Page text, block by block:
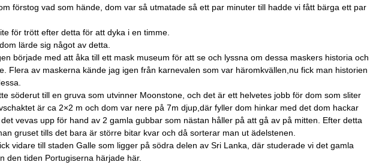
förstog vad som hände, dom var så utmatade så ett par minuter till hadde vi fått bärga ett par
för trött efter detta för att dyka i en timme.
lärde sig något av detta.
började med att åka till ett mask museum för att se och lyssna om dessa maskers historia och
Flera av maskerna kände jag igen från karnevalen som var häromkvällen,nu fick man historien
söderut till en gruva som utvinner Moonstone, och det är ett helvetes jobb för dom som sliter
är ca 2×2 m och dom var nere på 7m djup,där fyller dom hinkar med det dom hackar
vevas upp för hand av 2 gamla gubbar som nästan håller på att gå av på mitten. Efter detta
gruset tills det bara är större bitar kvar och då sorterar man ut ädelstenen.
vidare till staden Galle som ligger på södra delen av Sri Lanka, där studerade vi det gamla
den tiden Portugiserna härjade här.